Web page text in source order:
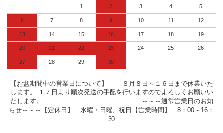
1 2 3 4 5
6 7 8 9 10 11 12
13 14 15 16 17 18 19
20 21 22 23 24 25 26
27 28 29 30
【お盆期間中の営業日について】 ８月８日～１６日まで休業いた
します。 １７日より順次発送の手配を行いますのでよろしくお願いい
たします。 ～～～通常営業日のお知
らせ～～～【定休日】 水曜・日曜、祝日【営業時間】 8：00～16：
30